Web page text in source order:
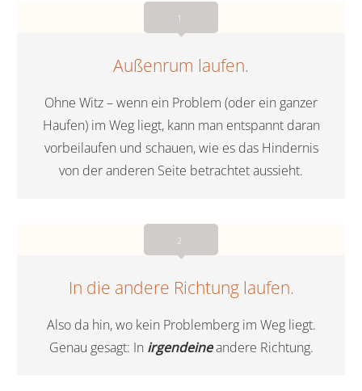
1
Außenrum laufen.
Ohne Witz – wenn ein Problem (oder ein ganzer
Haufen) im Weg liegt, kann man entspannt daran
vorbeilaufen und schauen, wie es das Hindernis
von der anderen Seite betrachtet aussieht.
2
In die andere Richtung laufen.
Also da hin, wo kein Problemberg im Weg liegt.
Genau gesagt: In irgendeine andere Richtung.